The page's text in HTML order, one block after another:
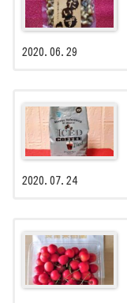
2020.06.29
2020.07.24